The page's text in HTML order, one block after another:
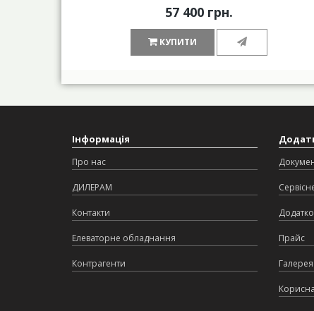
57 400 грн.
КУПИТИ
Інформація
Про нас
ДИЛЕРАМ
Контакти
Елеваторне обладнання
Контрагенти
Прайс
Галерея